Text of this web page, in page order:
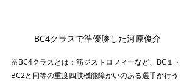
BC4クラスで準優勝した河原俊介
※BC4クラスとは：筋ジストロフィーなど、BC１・
BC2と同等の重度四肢機能障がいのある選手が行う